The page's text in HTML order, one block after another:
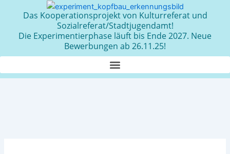
Das Kooperationsprojekt von Kulturreferat und
Sozialreferat/Stadtjugendamt!
Die Experimentierphase läuft bis Ende 2027. Neue
Bewerbungen ab 26.11.25!